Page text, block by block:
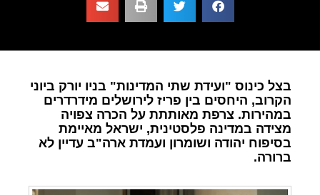
בצל כינוס "ועידת שתי המדינות" בניו יורק ביוני
הקרוב, היחסים בין פריז לירושלים מידרדרים
במהירות. צרפת מאותתת על הכרה צפויה
מצידה במדינה פלסטינית, ישראל מאיימת
בסיפוח יהודה ושומרון ועמדת ארה"ב עדיין לא
ברורה.